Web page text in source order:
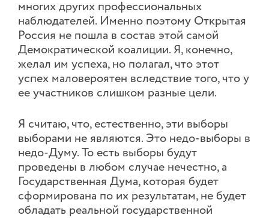
многих других профессиональных
наблюдателей. Именно поэтому Открытая
Россия не пошла в состав этой самой
Демократической коалиции. Я, конечно,
желал им успеха, но полагал, что этот
успех маловероятен вследствие того, что у
ее участников слишком разные цели.
Я считаю, что, естественно, эти выборы
выборами не являются. Это недо-выборы в
недо-Думу. То есть выборы будут
проведены в любом случае нечестно, а
Государственная Дума, которая будет
сформирована по их результатам, не будет
обладать реальной государственной